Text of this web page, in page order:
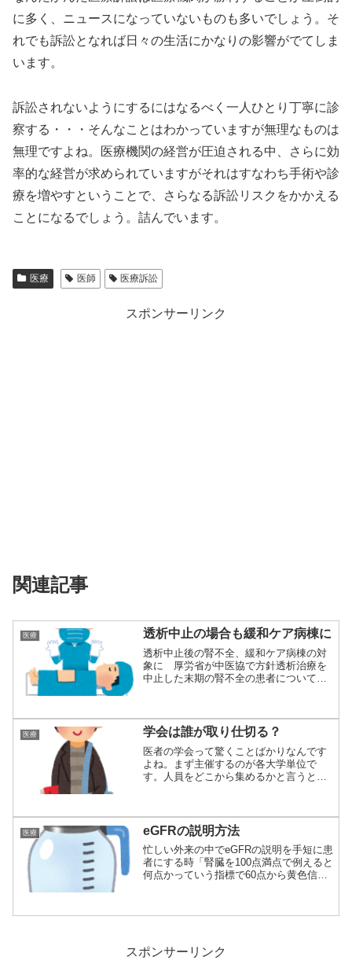
に多く、ニュースになっていないものも多いでしょう。そ
れでも訴訟となれば日々の生活にかなりの影響がでてしま
います。
訴訟されないようにするにはなるべく一人ひとり丁寧に診
察する・・・そんなことはわかっていますが無理なものは
無理ですよね。医療機関の経営が圧迫される中、さらに効
率的な経営が求められていますがそれはすなわち手術や診
療を増やすということで、さらなる訴訟リスクをかかえる
ことになるでしょう。詰んでいます。
医療 医師 医療訴訟
スポンサーリンク
関連記事
医療 透析中止の場合も緩和ケア病棟に
透析中止後の腎不全、緩和ケア病棟の対
象に 厚労省が中医協で方針透析治療を
中止した末期の腎不全の患者について、
医療 学会は誰が取り仕切る？
医者の学会って驚くことばかりなんです
よね。まず主催するのが各大学単位で
す。人員をどこから集めるかと言うと大
医療 eGFRの説明方法
忙しい外来の中でeGFRの説明を手短に患
者にする時「腎臓を100点満点で例えると
何点かっていう指標で60点から黄色信
スポンサーリンク